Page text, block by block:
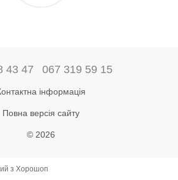
43 47 067 319 59 15
інформація
Повна версія сайту
© 2026
з Хорошоп